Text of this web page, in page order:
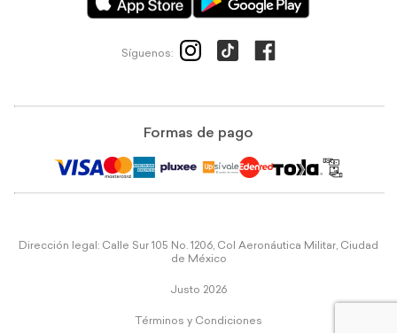
Síguenos:
Formas de pago
Dirección legal: Calle Sur 105 No. 1206, Col Aeronáutica Militar, Ciudad
de México
Justo 2026
Términos y Condiciones